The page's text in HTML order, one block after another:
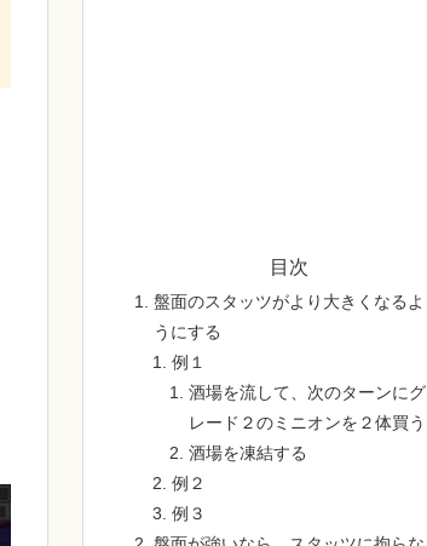
目次
盤面のスタッツがより大きくなるよ
うにする
例１
酒場を流して、次のターンにグ
レード２のミニオンを２体買う
酒場を凍結する
例２
例３